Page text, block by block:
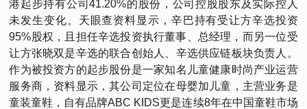
港起步持有公司41.20%的股份，公司控股股东及实际控人
未发生变化。天眼查资料显示，辛巴持有受让方辛选投资
95%股权，且担任辛选投资执行董事、总经理，而另一位受
让方张晓双是辛选的联合创始人、辛选供应链板块负责人。
作为被投资方的起步股份是一家知名儿童健康时尚产业运营
服务商，资料显示，其公司定位在母婴加儿童，主营业务是
童装童鞋，自有品牌ABC KIDS更是连续8年在中国童鞋市场